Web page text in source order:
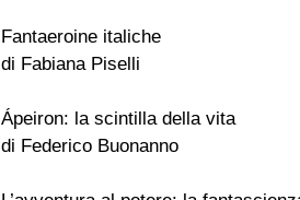
Fantaeroine italiche
di Fabiana Piselli
Ápeiron: la scintilla della vita
di Federico Buonanno